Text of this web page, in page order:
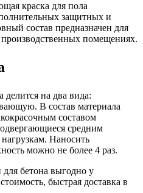
краска для пола
защитных и
состав предназначен для
помещениях.
делится на два вида:
В состав материала
составом
средним
Наносить
можно не более 4 раз.
бетона выгодно у
быстрая доставка в